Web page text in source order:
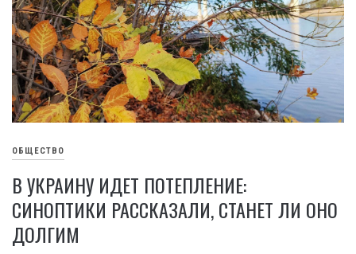
ОБЩЕСТВО
В УКРАИНУ ИДЕТ ПОТЕПЛЕНИЕ:
СИНОПТИКИ РАССКАЗАЛИ, СТАНЕТ ЛИ ОНО
ДОЛГИМ